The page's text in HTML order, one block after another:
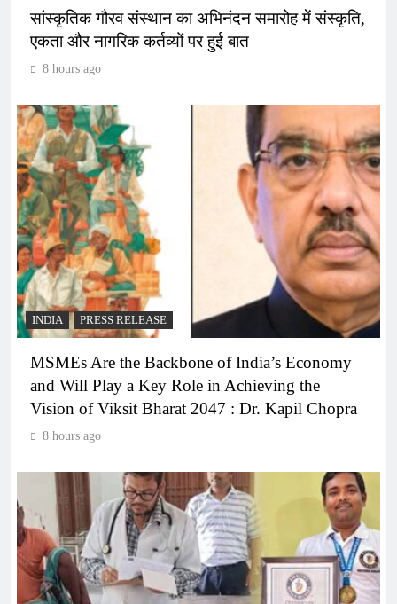
सांस्कृतिक गौरव संस्थान का अभिनंदन समारोह में संस्कृति,
एकता और नागरिक कर्तव्यों पर हुई बात
8 hours ago
INDIA PRESS RELEASE
MSMEs Are the Backbone of India’s Economy
and Will Play a Key Role in Achieving the
Vision of Viksit Bharat 2047 : Dr. Kapil Chopra
8 hours ago